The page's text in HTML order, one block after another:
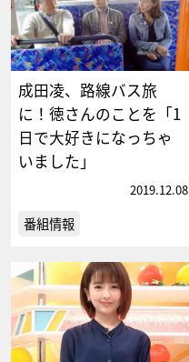
成田凌、路線バス旅
に！徳さんのことを「1
日で大好きになっちゃ
いました」
2019.12.08
番組情報